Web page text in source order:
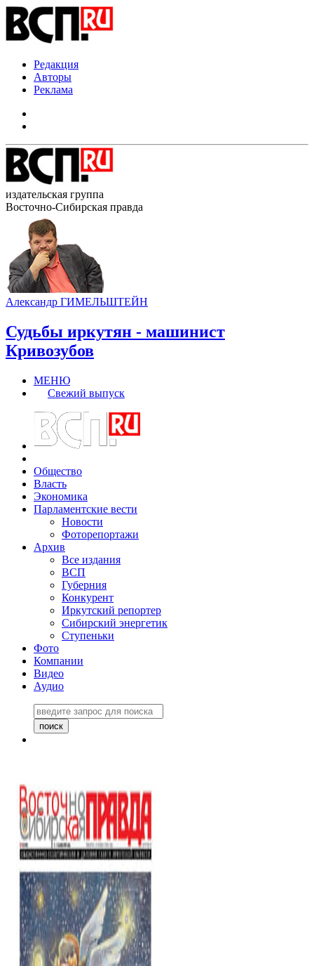
Редакция
Авторы
Реклама
издательская группа
Восточно-Сибирская правда
Александр ГИМЕЛЬШТЕЙН
Судьбы иркутян - машинист
Кривозубов
МЕНЮ
Свежий выпуск
Общество
Власть
Экономика
Парламентские вести
Новости
Фоторепортажи
Архив
Все издания
ВСП
Губерния
Конкурент
Иркутский репортер
Сибирский энергетик
Ступеньки
Фото
Компании
Видео
Аудио